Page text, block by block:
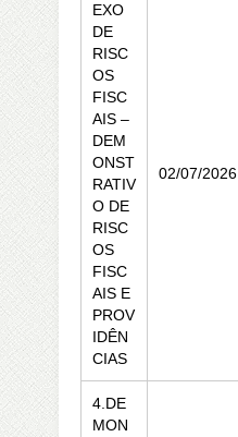
EXO
DE
RISC
OS
FISC
AIS –
DEM
ONST
RATIV
O DE
RISC
OS
FISC
AIS E
PROV
IDÊN
CIAS
02/07/2026
4.DE
MON